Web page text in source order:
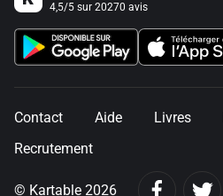
4,5/5 sur 20270 avis
Contact Aide Livres
Recrutement
© Kartable 2026